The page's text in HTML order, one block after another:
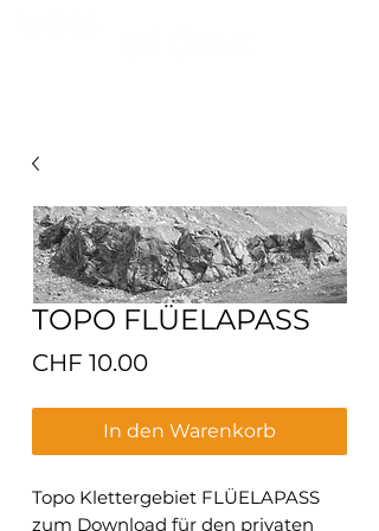
TOPO FLÜELAPASS
CHF 10.00Preis
In den Warenkorb
Topo Klettergebiet FLÜELAPASS
zum Download für den privaten